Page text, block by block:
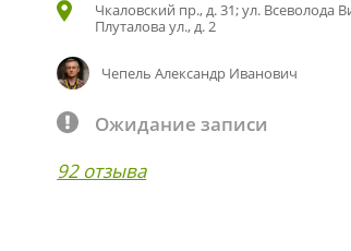
Чкаловский пр., д. 31; ул. Всеволода
Плуталова ул., д. 2
Чепель Александр Иванович
Ожидание записи
92 отзыва